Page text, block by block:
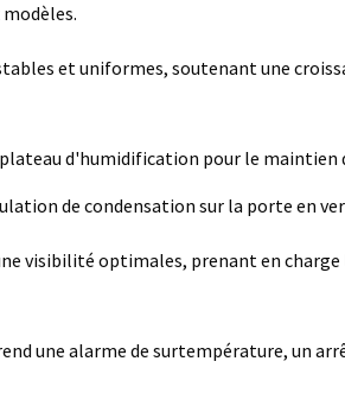
et uniformes, soutenant une
d'humidification pour le
de condensation sur la porte en
visibilité optimales, prenant en
une alarme de surtempérature, un